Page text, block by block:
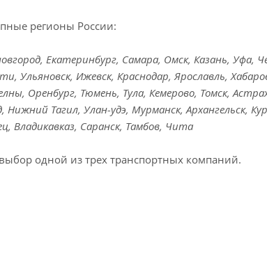
регионы России:
Екатеринбург, Самара, Омск, Казань, Уфа,
Ульяновск, Ижевск, Краснодар, Ярославль,
Оренбург, Тюмень, Тула, Кемерово, Томск,
Тагил, Улан-удэ, Мурманск, Архангельск,
Владикавказ, Саранск, Тамбов, Чита
одной из трех транспортных компаний.